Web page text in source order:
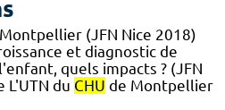
(JFN Nice 2018)
et diagnostic de
quels impacts ? (JFN
L'UTN du CHU de Montpellier